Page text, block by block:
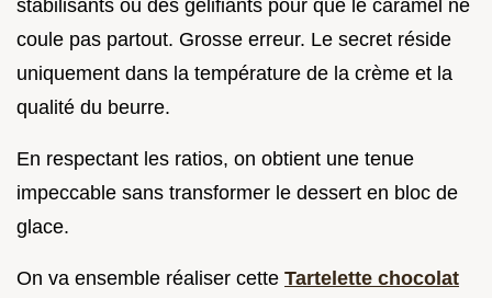
stabilisants ou des gélifiants pour que le caramel ne
coule pas partout. Grosse erreur. Le secret réside
uniquement dans la température de la crème et la
qualité du beurre.
En respectant les ratios, on obtient une tenue
impeccable sans transformer le dessert en bloc de
glace.
On va ensemble réaliser cette Tartelette chocolat